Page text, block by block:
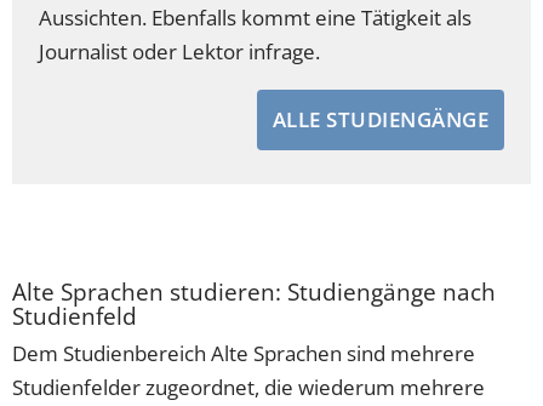
Aussichten. Ebenfalls kommt eine Tätigkeit als
Journalist oder Lektor infrage.
ALLE STUDIENGÄNGE
Alte Sprachen studieren: Studiengänge nach
Studienfeld
Dem Studienbereich Alte Sprachen sind mehrere
Studienfelder zugeordnet, die wiederum mehrere